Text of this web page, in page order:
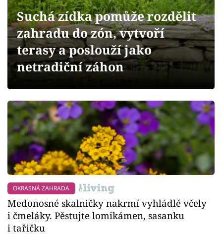
Přihlášení
Sledujte nás
Suchá zídka pomůže rozdělit
zahradu do zón, vytvoří
terasy a poslouží jako
netradiční záhon
OKRASNÁ ZAHRADA
Medonosné skalničky nakrmí vyhládlé včely
i čmeláky. Pěstujte lomikámen, sasanku
i tařičku